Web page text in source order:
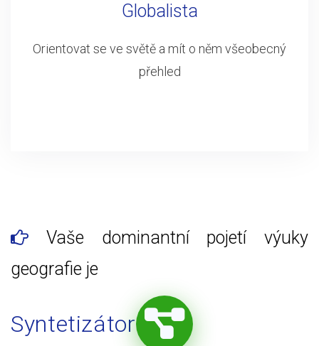
Globalista
Orientovat se ve světě a mít o něm všeobecný
přehled
Vaše dominantní pojetí výuky
geografie je
Syntetizátor